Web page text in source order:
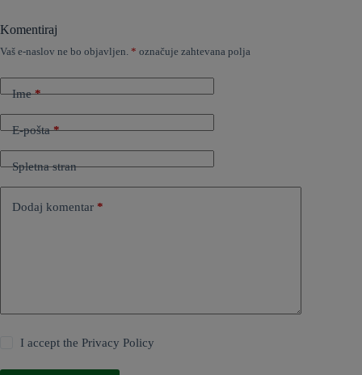
Komentiraj
Vaš e-naslov ne bo objavljen. * označuje zahtevana polja
Ime*
E-pošta*
Spletna stran
Dodaj komentar *
I accept thePrivacy Policy